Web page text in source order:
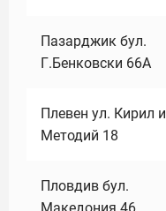
Пазарджик бул.
Г.Бенковски 66А
Плевен ул. Кирил и
Методий 18
Пловдив бул.